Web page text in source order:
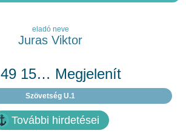
eladó neve
Juras Viktor
49 15… Megjelenít
Szövetség U.1
További hirdetései